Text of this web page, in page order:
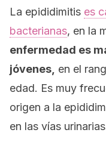
La epididimitis es
bacterianas, en la
enfermedad es
jóvenes, en el
edad. Es muy
origen a la
en las vías